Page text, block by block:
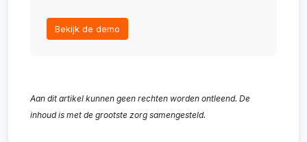
Bekijk de demo
Aan dit artikel kunnen geen rechten worden ontleend. De
inhoud is met de grootste zorg samengesteld.